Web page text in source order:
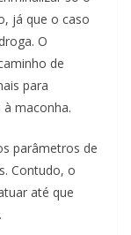
já que o caso
O
de
para
maconha.
parâmetros de
Contudo, o
até que